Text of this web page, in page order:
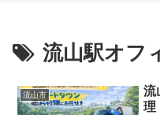
流山駅オフ
流山市
流
理